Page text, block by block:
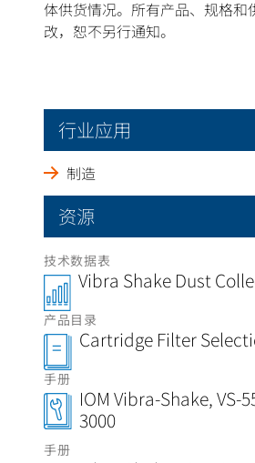
体供货情况。所有产品、规格和
改，恕不另行通知。
行业应用
制造
资源
技术数据表
Vibra Shake Dust
产品目录
Cartridge Filter
手册
IOM Vibra-Shake, VS-
3000
手册